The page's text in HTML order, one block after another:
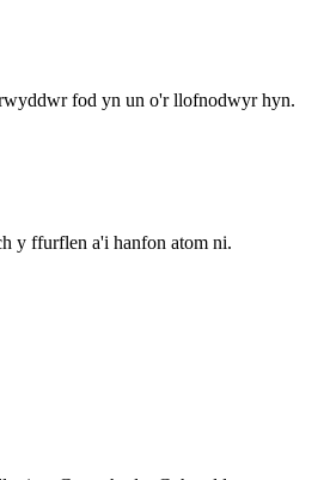
fod yn un o'r llofnodwyr hyn.
y ffurflen a'i hanfon atom ni.